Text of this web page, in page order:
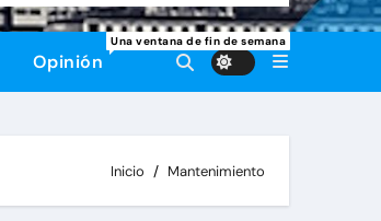
Opinión
Una ventana de fin de semana
Inicio Mantenimiento